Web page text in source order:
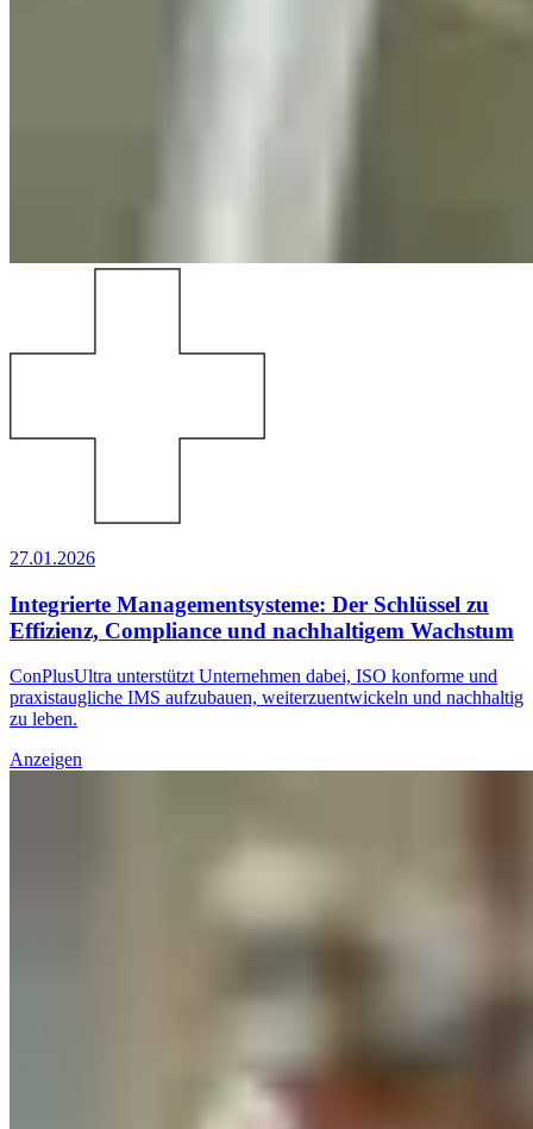
27.01.2026
Integrierte Managementsysteme: Der Schlüssel zu
Effizienz, Compliance und nachhaltigem Wachstum
ConPlusUltra unterstützt Unternehmen dabei, ISO konforme und
praxistaugliche IMS aufzubauen, weiterzuentwickeln und nachhaltig
zu leben.
Anzeigen